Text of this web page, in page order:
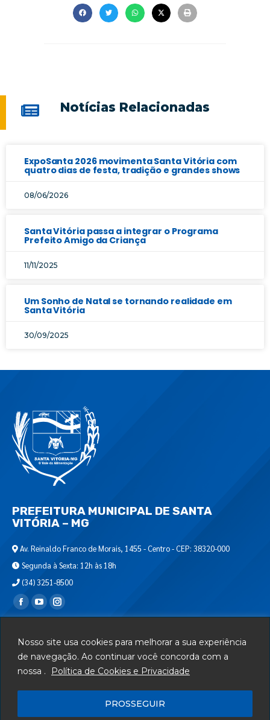
Nosso site usa cookies para melhorar a sua experiência
de navegação. Ao continuar você concorda com a
nossa .
Política de Cookies e Privacidade
PROSSEGUIR
Notícias Relacionadas
ExpoSanta 2026 movimenta Santa Vitória com
quatro dias de festa, tradição e grandes shows
08/06/2026
Santa Vitória passa a integrar o Programa
Prefeito Amigo da Criança
11/11/2025
Um Sonho de Natal se tornando realidade em
Santa Vitória
30/09/2025
PREFEITURA MUNICIPAL DE SANTA
VITÓRIA – MG
Av. Reinaldo Franco de Morais, 1455 - Centro - CEP: 38320-000
Segunda à Sexta: 12h às 18h
(34) 3251-8500
Encontre-nos em:
Departamento de T.I.
Serviços
Mapa do Site